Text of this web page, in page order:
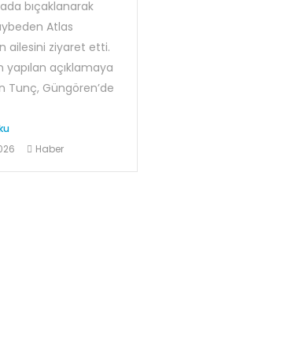
bıçaklanarak
Atlas
ailesini ziyaret etti.
yapılan açıklamaya
Tunç, Güngören’de
Haber